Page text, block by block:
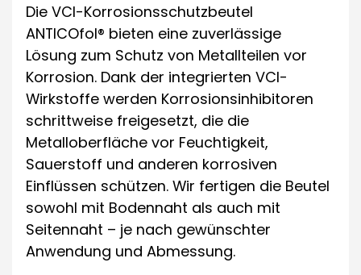
Die VCI-Korrosionsschutzbeutel
ANTICOfol® bieten eine zuverlässige
Lösung zum Schutz von Metallteilen vor
Korrosion. Dank der integrierten VCI-
Wirkstoffe werden Korrosionsinhibitoren
schrittweise freigesetzt, die die
Metalloberfläche vor Feuchtigkeit,
Sauerstoff und anderen korrosiven
Einflüssen schützen. Wir fertigen die Beutel
sowohl mit Bodennaht als auch mit
Seitennaht – je nach gewünschter
Anwendung und Abmessung.